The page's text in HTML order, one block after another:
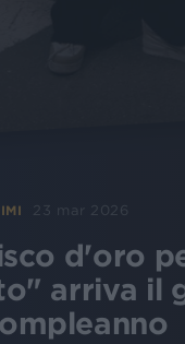
23 mar 2026
d'oro
arriva il